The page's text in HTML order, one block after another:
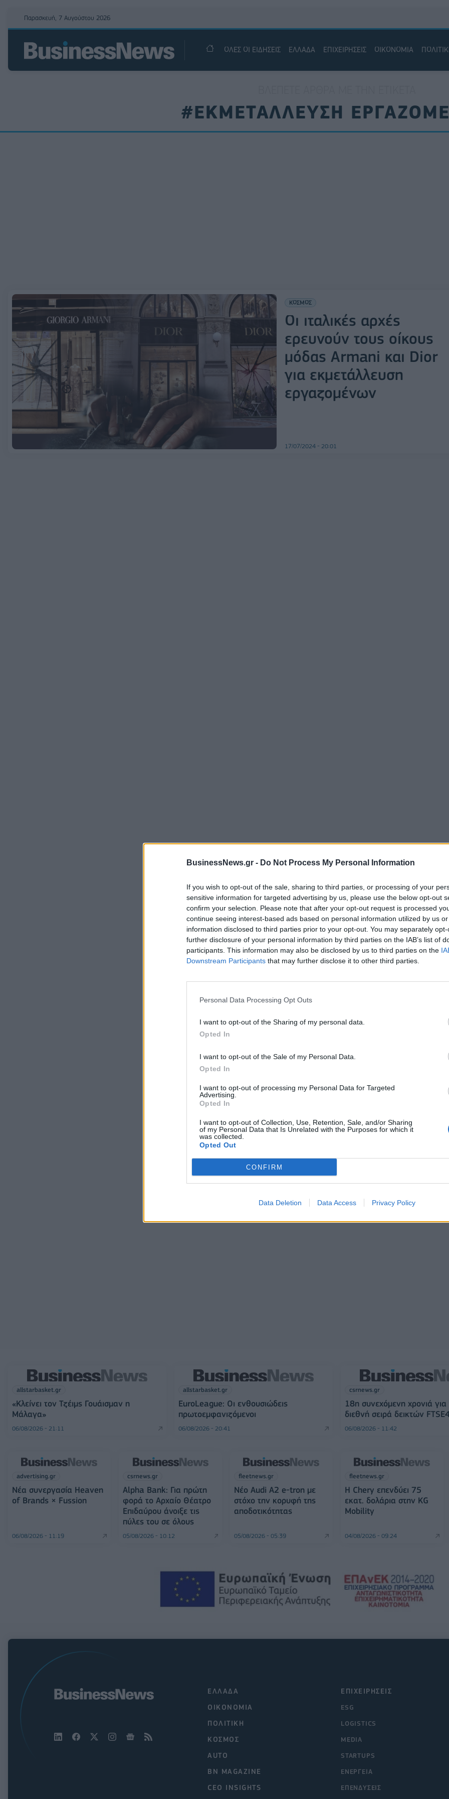
BusinessNews.gr - Do Not Process My Personal Information
If you wish to opt-out of the sale, sharing to third parties, or processing of your
sensitive information for targeted advertising by us, please use the below opt-out
confirm your selection. Please note that after your opt-out request is processed
continue seeing interest-based ads based on personal information utilized by us
information disclosed to third parties prior to your opt-out. You may separately
further disclosure of your personal information by third parties on the IAB’s list of
participants. This information may also be disclosed by us to third parties on the
Downstream Participants that may further disclose it to other third parties.
Personal Data Processing Opt Outs
I want to opt-out of the Sharing of my personal data.
Opted In
I want to opt-out of the Sale of my Personal Data.
Opted In
I want to opt-out of processing my Personal Data for Targeted
Advertising.
Opted In
I want to opt-out of Collection, Use, Retention, Sale, and/or Sharing
of my Personal Data that Is Unrelated with the Purposes for which it
was collected.
Opted Out
CONFIRM
Data Deletion Data Access Privacy Policy
Παρασκευή, 7 Αυγούστου 2026
ΟΛΕΣ ΟΙ ΕΙΔΗΣΕΙΣ ΕΛΛΑΔΑ ΕΠΙΧΕΙΡΗΣΕΙΣ ΟΙΚΟΝΟΜΙΑ
#ΕΚΜΕΤΑΛΛΕΥΣΗ
ΚΟΣΜΟΣ
Οι ιταλικές αρχές
ερευνούν τους οίκους
μόδας Armani και Dior
για εκμετάλλευση
εργαζομένων
17/07/2024 - 20:01
allstarbasket.gr
«Κλείνει τον Τζέιμς Γουάισμαν η
Μάλαγα»
06/08/2026 - 21:11
allstarbasket.gr
EuroLeague: Οι ενθουσιώδεις
πρωτοεμφανιζόμενοι
06/08/2026 - 20:41
csrnews.gr
18η συνεχόμενη χρονιά
διεθνή σειρά δεικτών
06/08/2026 - 11:42
advertising.gr
Νέα συνεργασία Heaven
of Brands × Fussion
06/08/2026 - 11:19
csrnews.gr
Alpha Bank: Για πρώτη
φορά το Αρχαίο Θέατρο
Επιδαύρου άνοιξε τις
πύλες του σε όλους
05/08/2026 - 10:12
fleetnews.gr
Νέο Audi A2 e-tron με
στόχο την κορυφή της
αποδοτικότητας
05/08/2026 - 05:39
fleetnews.gr
Η Chery επενδύει 75
εκατ. δολάρια στην KG
Mobility
04/08/2026 - 09:24
ΕΠΙΧΕΙΡΗΣΕΙΣ
ESG
LOGISTICS
MEDIA
STARTUPS
ΕΝΕΡΓΕΙΑ
ΕΠΕΝΔΥΣΕΙΣ
ΕΛΛΑΔΑ
ΟΙΚΟΝΟΜΙΑ
ΠΟΛΙΤΙΚΗ
ΚΟΣΜΟΣ
AUTO
BN MAGAZINE
CEO INSIGHTS